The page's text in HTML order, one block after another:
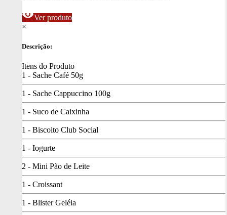
visibilityVer produto
×
Descrição:
Itens do Produto
1 - Sache Café 50g
1 - Sache Cappuccino 100g
1 - Suco de Caixinha
1 - Biscoito Club Social
1 - Iogurte
2 - Mini Pão de Leite
1 - Croissant
1 - Blister Geléia